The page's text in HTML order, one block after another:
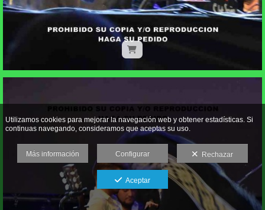
Utilizamos cookies para mejorar la navegación web y obtener estadísticas. Si
continuas navegando, consideramos que aceptas su uso.
Más información Configurar Rechazar
Aceptar